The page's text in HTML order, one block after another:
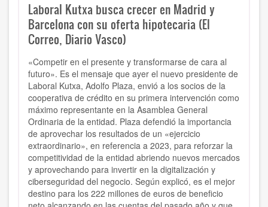
Laboral Kutxa busca crecer en Madrid y
Barcelona con su oferta hipotecaria (El
Correo, Diario Vasco)
«Competir en el presente y transformarse de cara al
futuro». Es el mensaje que ayer el nuevo presidente de
Laboral Kutxa, Adolfo Plaza, envió a los socios de la
cooperativa de crédito en su primera intervención como
máximo representante en la Asamblea General
Ordinaria de la entidad. Plaza defendió la importancia
de aprovechar los resultados de un «ejercicio
extraordinario», en referencia a 2023, para reforzar la
competitividad de la entidad abriendo nuevos mercados
y aprovechando para invertir en la digitalización y
ciberseguridad del negocio. Según explicó, es el mejor
destino para los 222 millones de euros de beneficio